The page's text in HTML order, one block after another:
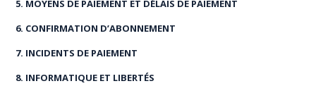
5. MOYENS DE PAIEMENT ET DÉLAIS DE PAIEMENT
6. CONFIRMATION D’ABONNEMENT
7. INCIDENTS DE PAIEMENT
8. INFORMATIQUE ET LIBERTÉS